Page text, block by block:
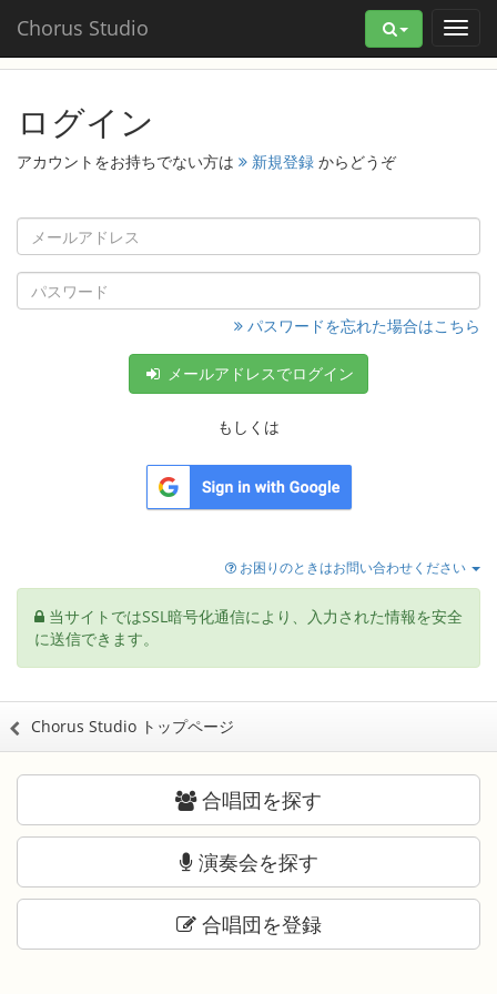
Chorus Studio
ログイン
アカウントをお持ちでない方は 新規登録 からどうぞ
パスワードを忘れた場合はこちら
メールアドレスでログイン
もしくは
お困りのときはお問い合わせください
当サイトではSSL暗号化通信により、入力された情報を安全
に送信できます。
Chorus Studio トップページ
合唱団を探す
演奏会を探す
合唱団を登録